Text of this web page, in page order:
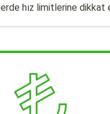
hız limitlerine dikkat